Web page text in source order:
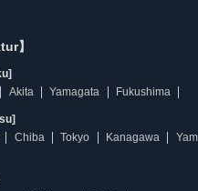
】
Akita Yamagata Fukushima
Chiba Tokyo Kanagawa